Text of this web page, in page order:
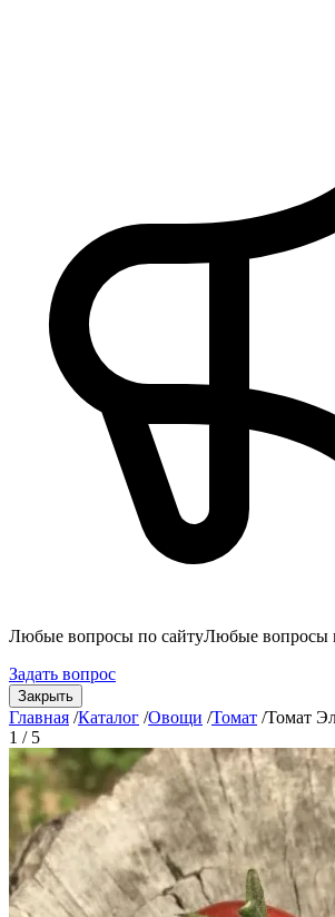
Любые вопросы по сайтуЛюбые вопросы
Задать вопрос
Закрыть
Главная /Каталог /Овощи /Томат /Томат
1 / 5